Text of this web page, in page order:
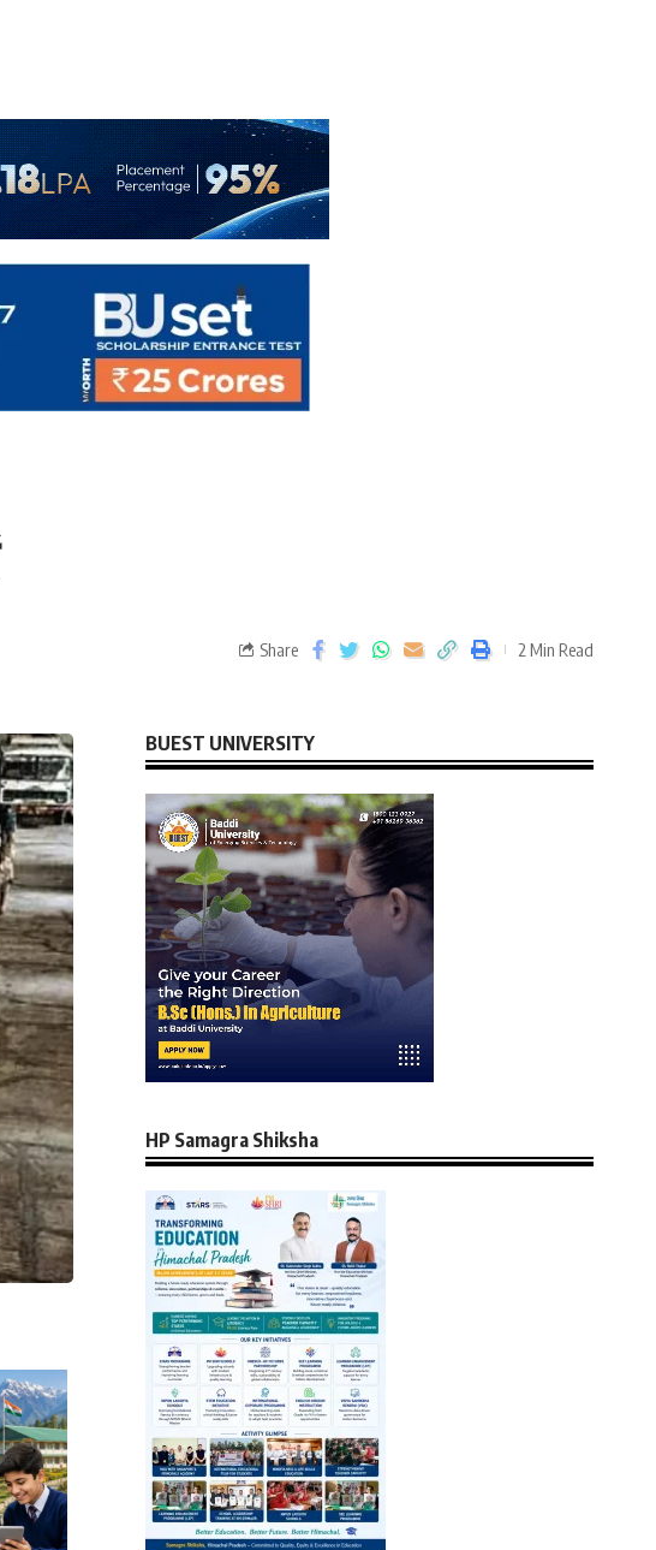
Share 2 Min Read
BUEST UNIVERSITY
HP Samagra Shiksha